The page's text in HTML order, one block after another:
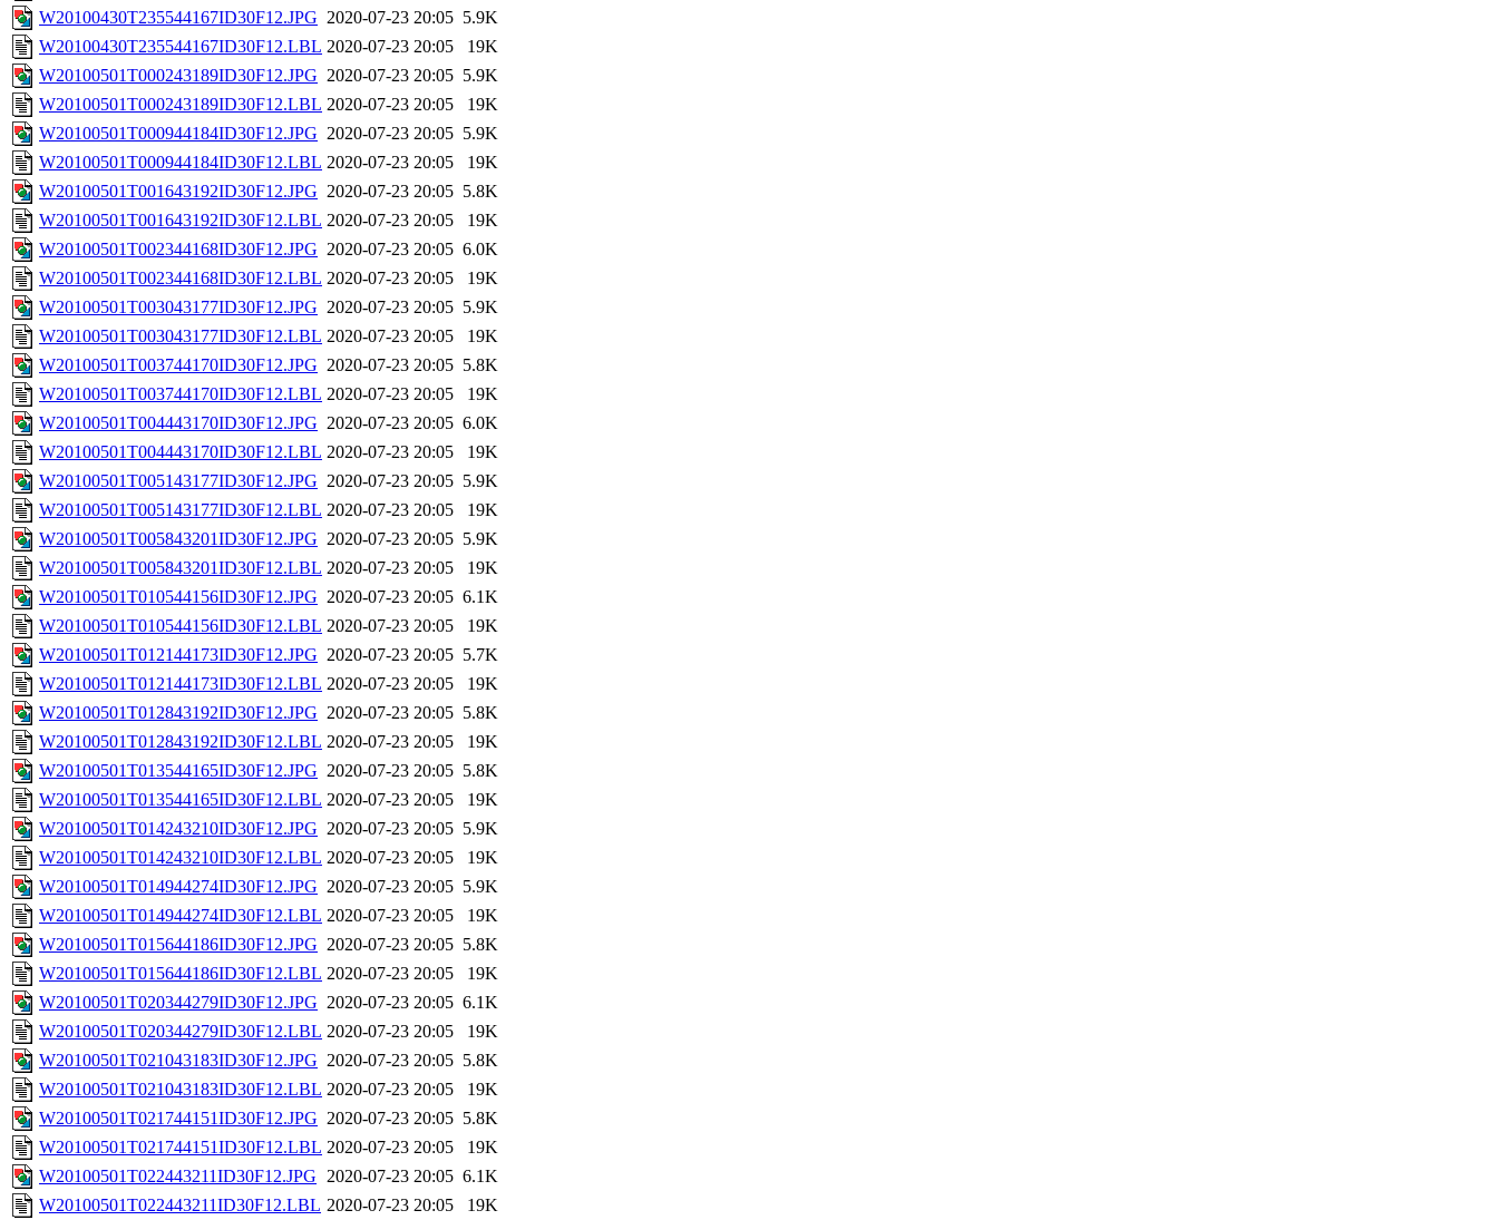
W20100430T235544167ID30F12.JPG 2020-07-23 20:05 5.9K
W20100430T235544167ID30F12.LBL 2020-07-23 20:05
19K
W20100501T000243189ID30F12.JPG 2020-07-23 20:05 5.9K
W20100501T000243189ID30F12.LBL 2020-07-23 20:05
19K
W20100501T000944184ID30F12.JPG 2020-07-23 20:05 5.9K
W20100501T000944184ID30F12.LBL 2020-07-23 20:05
19K
W20100501T001643192ID30F12.JPG 2020-07-23 20:05 5.8K
W20100501T001643192ID30F12.LBL 2020-07-23 20:05
19K
W20100501T002344168ID30F12.JPG 2020-07-23 20:05 6.0K
W20100501T002344168ID30F12.LBL 2020-07-23 20:05
19K
W20100501T003043177ID30F12.JPG 2020-07-23 20:05 5.9K
W20100501T003043177ID30F12.LBL 2020-07-23 20:05
19K
W20100501T003744170ID30F12.JPG 2020-07-23 20:05 5.8K
W20100501T003744170ID30F12.LBL 2020-07-23 20:05
19K
W20100501T004443170ID30F12.JPG 2020-07-23 20:05 6.0K
W20100501T004443170ID30F12.LBL 2020-07-23 20:05
19K
W20100501T005143177ID30F12.JPG 2020-07-23 20:05 5.9K
W20100501T005143177ID30F12.LBL 2020-07-23 20:05
19K
W20100501T005843201ID30F12.JPG 2020-07-23 20:05 5.9K
W20100501T005843201ID30F12.LBL 2020-07-23 20:05
19K
W20100501T010544156ID30F12.JPG 2020-07-23 20:05 6.1K
W20100501T010544156ID30F12.LBL 2020-07-23 20:05
19K
W20100501T012144173ID30F12.JPG 2020-07-23 20:05 5.7K
W20100501T012144173ID30F12.LBL 2020-07-23 20:05
19K
W20100501T012843192ID30F12.JPG 2020-07-23 20:05 5.8K
W20100501T012843192ID30F12.LBL 2020-07-23 20:05
19K
W20100501T013544165ID30F12.JPG 2020-07-23 20:05 5.8K
W20100501T013544165ID30F12.LBL 2020-07-23 20:05
19K
W20100501T014243210ID30F12.JPG 2020-07-23 20:05 5.9K
W20100501T014243210ID30F12.LBL 2020-07-23 20:05
19K
W20100501T014944274ID30F12.JPG 2020-07-23 20:05 5.9K
W20100501T014944274ID30F12.LBL 2020-07-23 20:05
19K
W20100501T015644186ID30F12.JPG 2020-07-23 20:05 5.8K
W20100501T015644186ID30F12.LBL 2020-07-23 20:05
19K
W20100501T020344279ID30F12.JPG 2020-07-23 20:05 6.1K
W20100501T020344279ID30F12.LBL 2020-07-23 20:05
19K
W20100501T021043183ID30F12.JPG 2020-07-23 20:05 5.8K
W20100501T021043183ID30F12.LBL 2020-07-23 20:05
19K
W20100501T021744151ID30F12.JPG 2020-07-23 20:05 5.8K
W20100501T021744151ID30F12.LBL 2020-07-23 20:05
19K
W20100501T022443211ID30F12.JPG 2020-07-23 20:05 6.1K
W20100501T022443211ID30F12.LBL 2020-07-23 20:05
19K